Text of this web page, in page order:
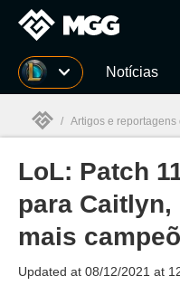
Millenium Notícias
Millenium
/ Artigos e reportagens
LoL: Patch
para Caitlyn,
mais
Updated at 08/12/2021 at